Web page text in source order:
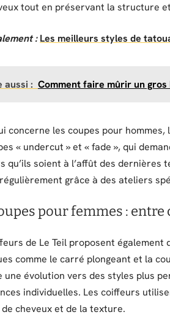
tout en préservant la structure
: Les meilleurs styles de
aussi : Comment faire mûrir un
concerne les coupes pour
« undercut » et « fade », qui
qu’ils soient à l’affût des dernières
grâce à des ateliers
pour femmes :
de Le Teil proposent
comme le carré plongeant et la
une évolution vers des styles plus
individuelles. Les coiffeurs
cheveux et de la texture.